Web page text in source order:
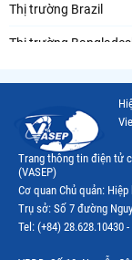
Thị trường Brazil
Thị trường
Thị trường Canada
Thị trường Ecuador
Thị trường EU
Thị trường Indonesia
Trang thông tin điện tử
(VASEP)
Cơ quan Chủ quản:
Trụ sở: Số 7 đường
Tel: (+84) 28.628.10430